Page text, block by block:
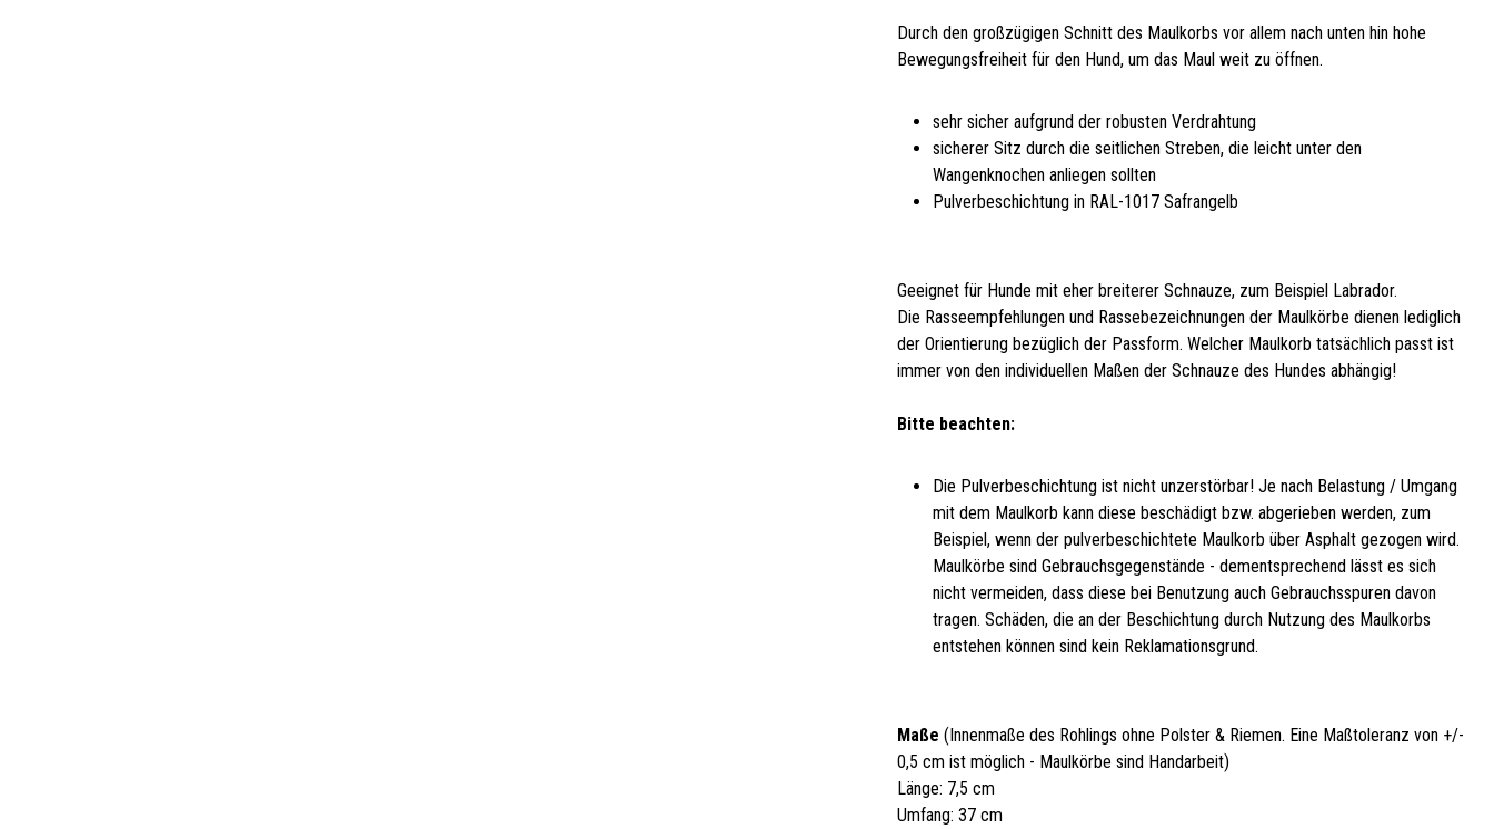
Durch den großzügigen Schnitt des Maulkorbs vor allem nach unten hin hohe
Bewegungsfreiheit für den Hund, um das Maul weit zu öffnen.
sehr sicher aufgrund der robusten Verdrahtung
sicherer Sitz durch die seitlichen Streben, die leicht unter den
Wangenknochen anliegen sollten
Pulverbeschichtung in RAL-1017 Safrangelb
Geeignet für Hunde mit eher breiterer Schnauze, zum Beispiel Labrador.
Die Rasseempfehlungen und Rassebezeichnungen der Maulkörbe dienen lediglich
der Orientierung bezüglich der Passform. Welcher Maulkorb tatsächlich passt ist
immer von den individuellen Maßen der Schnauze des Hundes abhängig!
Bitte beachten:
Die Pulverbeschichtung ist nicht unzerstörbar! Je nach Belastung / Umgang
mit dem Maulkorb kann diese beschädigt bzw. abgerieben werden, zum
Beispiel, wenn der pulverbeschichtete Maulkorb über Asphalt gezogen wird.
Maulkörbe sind Gebrauchsgegenstände - dementsprechend lässt es sich
nicht vermeiden, dass diese bei Benutzung auch Gebrauchsspuren davon
tragen. Schäden, die an der Beschichtung durch Nutzung des Maulkorbs
entstehen können sind kein Reklamationsgrund.
Maße (Innenmaße des Rohlings ohne Polster & Riemen. Eine Maßtoleranz von +/-
0,5 cm ist möglich - Maulkörbe sind Handarbeit)
Länge: 7,5 cm
Umfang: 37 cm